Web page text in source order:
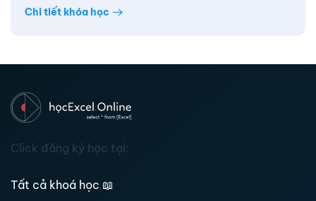
Chi tiết khóa học
Click đăng ký học tại:
Tất cả khoá học 📖